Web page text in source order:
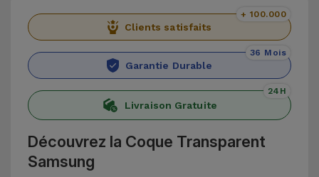
Clients satisfaits
+ 100.000
Garantie Durable
36 Mois
Livraison Gratuite
24H
Découvrez la Coque Transparent
Samsung